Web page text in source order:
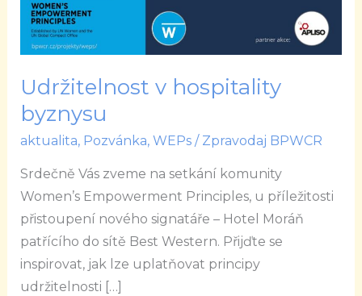
Udržitelnost v hospitality
byznysu
aktualita, Pozvánka, WEPs/ Zpravodaj BPWCR
Srdečně Vás zveme na setkání komunity
Women’s Empowerment Principles, u příležitosti
přistoupení nového signatáře – Hotel Moráň
patřícího do sítě Best Western. Přijďte se
inspirovat, jak lze uplatňovat principy
udržitelnosti […]